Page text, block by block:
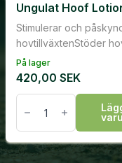
På lager
Stimulerar och
hovtillväxtenStöder
Ungulat Hoof
420,00 SEK
Ungulat
Hoof
Lotion,
450
ml
mängd